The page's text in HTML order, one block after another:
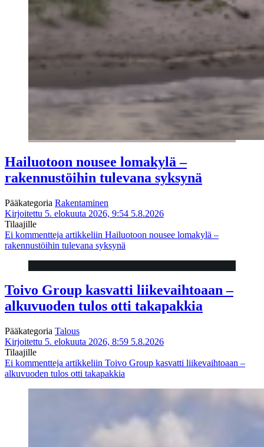
Hailuotoon nousee lomakylä –
rakennustöihin tulevana syksynä
Pääkategoria Rakentaminen
Kirjoitettu 5. elokuuta 2026, 9:54 5.8.2026
Tilaajille
Ei kommentteja artikkeliin Hailuotoon nousee lomakylä –
rakennustöihin tulevana syksynä
Toivo Group kasvatti liikevaihtoaan –
alkuvuoden tulos otti takapakkia
Pääkategoria Talous
Kirjoitettu 5. elokuuta 2026, 8:59 5.8.2026
Tilaajille
Ei kommentteja artikkeliin Toivo Group kasvatti liikevaihtoaan –
alkuvuoden tulos otti takapakkia